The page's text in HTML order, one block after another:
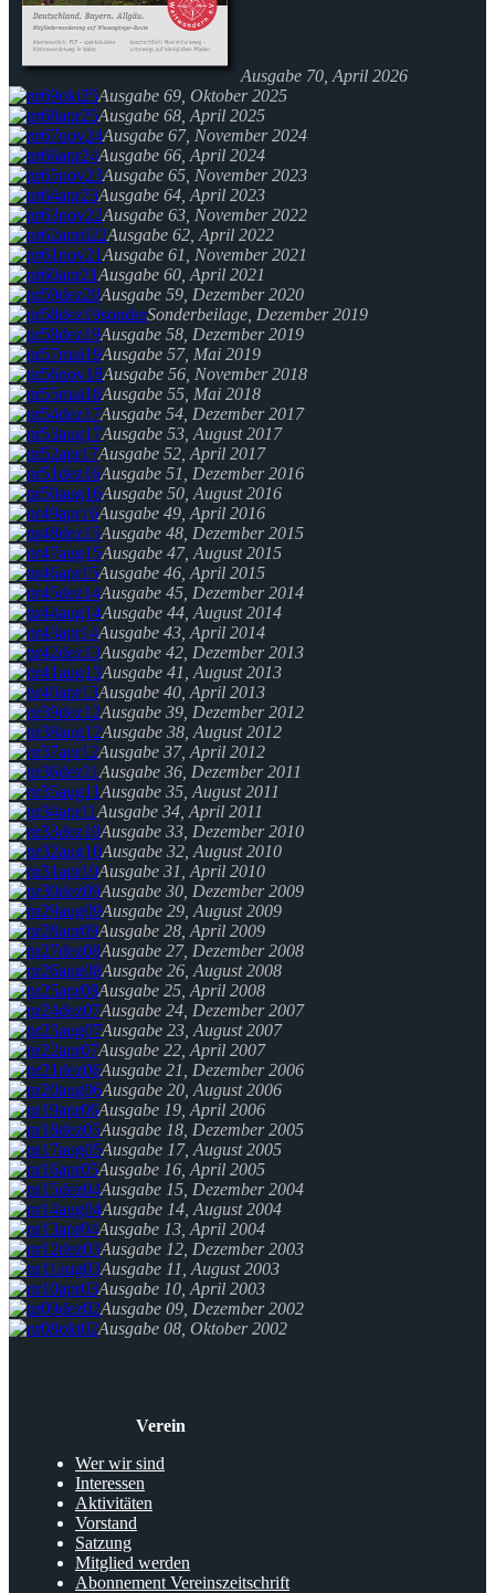
Ausgabe 70, April 2026
Ausgabe 69, Oktober 2025
Ausgabe 68, April 2025
Ausgabe 67, November 2024
Ausgabe 66, April 2024
Ausgabe 65, November 2023
Ausgabe 64, April 2023
Ausgabe 63, November 2022
Ausgabe 62, April 2022
Ausgabe 61, November 2021
Ausgabe 60, April 2021
Ausgabe 59, Dezember 2020
Sonderbeilage, Dezember 2019
Ausgabe 58, Dezember 2019
Ausgabe 57, Mai 2019
Ausgabe 56, November 2018
Ausgabe 55, Mai 2018
Ausgabe 54, Dezember 2017
Ausgabe 53, August 2017
Ausgabe 52, April 2017
Ausgabe 51, Dezember 2016
Ausgabe 50, August 2016
Ausgabe 49, April 2016
Ausgabe 48, Dezember 2015
Ausgabe 47, August 2015
Ausgabe 46, April 2015
Ausgabe 45, Dezember 2014
Ausgabe 44, August 2014
Ausgabe 43, April 2014
Ausgabe 42, Dezember 2013
Ausgabe 41, August 2013
Ausgabe 40, April 2013
Ausgabe 39, Dezember 2012
Ausgabe 38, August 2012
Ausgabe 37, April 2012
Ausgabe 36, Dezember 2011
Ausgabe 35, August 2011
Ausgabe 34, April 2011
Ausgabe 33, Dezember 2010
Ausgabe 32, August 2010
Ausgabe 31, April 2010
Ausgabe 30, Dezember 2009
Ausgabe 29, August 2009
Ausgabe 28, April 2009
Ausgabe 27, Dezember 2008
Ausgabe 26, August 2008
Ausgabe 25, April 2008
Ausgabe 24, Dezember 2007
Ausgabe 23, August 2007
Ausgabe 22, April 2007
Ausgabe 21, Dezember 2006
Ausgabe 20, August 2006
Ausgabe 19, April 2006
Ausgabe 18, Dezember 2005
Ausgabe 17, August 2005
Ausgabe 16, April 2005
Ausgabe 15, Dezember 2004
Ausgabe 14, August 2004
Ausgabe 13, April 2004
Ausgabe 12, Dezember 2003
Ausgabe 11, August 2003
Ausgabe 10, April 2003
Ausgabe 09, Dezember 2002
Ausgabe 08, Oktober 2002
Verein
Wer wir sind
Interessen
Aktivitäten
Vorstand
Satzung
Mitglied werden
Abonnement Vereinszeitschrift